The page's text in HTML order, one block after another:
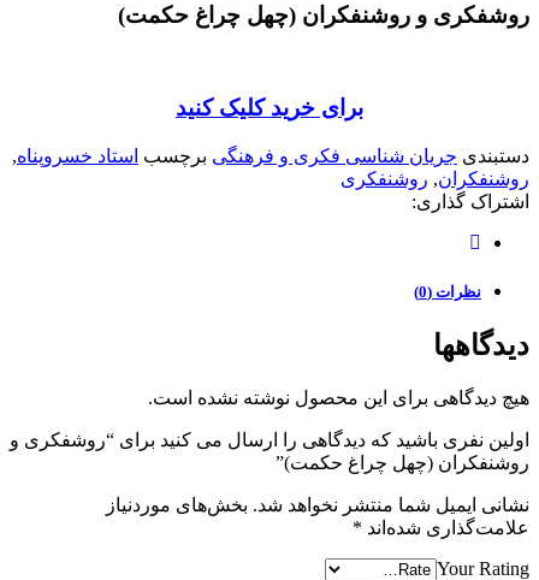
روشفکری و روشنفکران (چهل چراغ حکمت)
برای خرید کلیک کنید
دستبندی جریان شناسی فکری و فرهنگی برچسب استاد خسروپناه,
روشنفکران, روشنفکری
اشتراک گذاری:
نظرات (0)
دیدگاهها
هیچ دیدگاهی برای این محصول نوشته نشده است.
اولین نفری باشید که دیدگاهی را ارسال می کنید برای “روشفکری و
روشنفکران (چهل چراغ حکمت)”
نشانی ایمیل شما منتشر نخواهد شد. بخش‌های موردنیاز
علامت‌گذاری شده‌اند *
Your Rating